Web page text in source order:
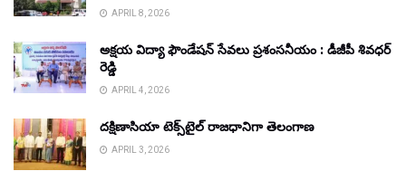
APRIL 8, 2026
అక్షయ విద్యా ఫౌండేషన్ సేవలు ప్రశంసనీయం : డీజీపీ శివధర్
రెడ్డి
APRIL 4, 2026
దక్షిణాసియా టెక్స్‌టైల్ రాజధానిగా తెలంగాణ
APRIL 3, 2026